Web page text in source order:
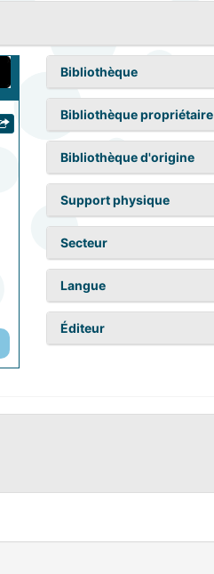
Bibliothèque
Bibliothèque propriétaire
Bibliothèque d'origine
Support physique
Secteur
Langue
Éditeur